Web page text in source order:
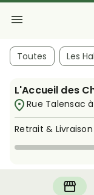
Toutes Les
L'Accueil des
Rue Talensac
Retrait & Livraison